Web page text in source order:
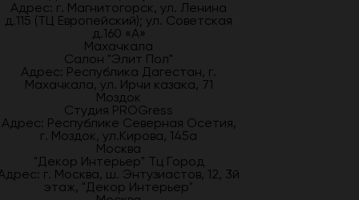
Адрес: г. Магнитогорск, ул. Ленина
д.115 (ТЦ Европейский); ул. Советская
д.160 «А»
Махачкала
Салон "Элит Пол"
Адрес: Республика Дагестан, г.
Махачкала, ул. Ирчи казака, 71
Моздок
Студия PROGress
Адрес: Республике Северная Осетия,
г. Моздок, ул.Кирова, 145а
Москва
"Декор Интерьер" Тц Город
г. Москва, ш. Энтузиастов, 12, 3й
этаж, "Декор Интерьер"